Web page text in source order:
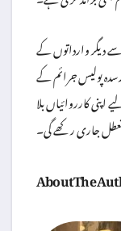
دیگر وارداتوں کے
پولیس جرائم کے
کارروائیاں بلا
جاری رکھے گی۔
About The